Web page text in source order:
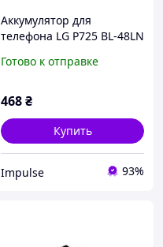
Аккумулятор для
телефона LG P725 BL-48LN
батарея Li-ion 1520 мАч
Готово к отправке
468₴
Купить
Impulse 93%